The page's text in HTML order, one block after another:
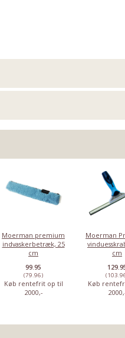
Moerman premium
indvaskerbetræk, 25
cm
99.95
(79.96)
Køb rentefrit op til
2000,-
Moerman
cm
Køb